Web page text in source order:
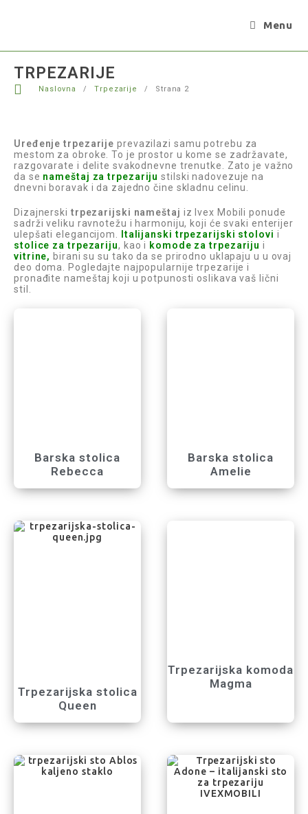
Menu
TRPEZARIJE
Naslovna / Trpezarije / Strana 2
Uređenje trpezarije prevazilazi samu potrebu za
mestom za obroke. To je prostor u kome se zadržavate,
razgovarate i delite svakodnevne trenutke. Zato je važno
da se nameštaj za trpezariju stilski nadovezuje na
dnevni boravak i da zajedno čine skladnu celinu.
Dizajnerski trpezarijski nameštaj iz Ivex Mobili ponude
sadrži veliku ravnotežu i harmoniju, koji će svaki enterijer
ulepšati elegancijom.
Italijanski trpezarijski stolovi i
stolice za trpezariju, kao i komode za trpezariju i
vitrine, birani su su tako da se prirodno uklapaju u u ovaj
deo doma. Pogledajte najpopularnije trpezarije i
pronađite nameštaj koji u potpunosti oslikava vaš lični
stil.
Barska stolica
Rebecca
Barska stolica
Amelie
Trpezarijska stolica
Queen
Trpezarijska komoda
Magma